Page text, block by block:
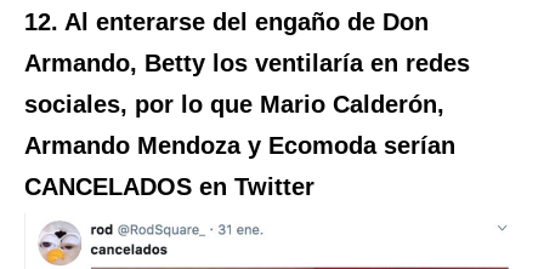
12. Al enterarse del engaño de Don
Armando, Betty los ventilaría en redes
sociales, por lo que Mario Calderón,
Armando Mendoza y Ecomoda serían
CANCELADOS en Twitter